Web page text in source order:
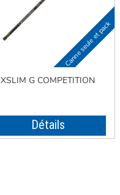
XSLIM G COMPETITION
Détails